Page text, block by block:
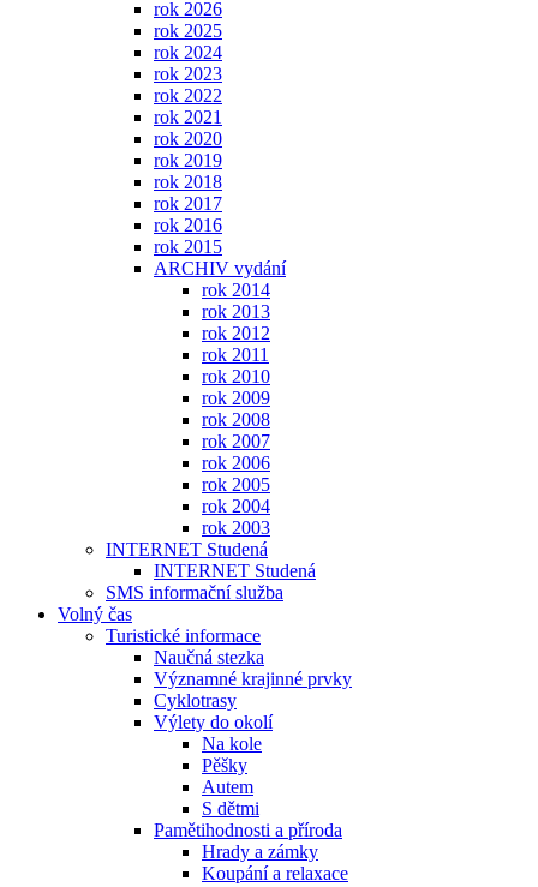
rok 2026
rok 2025
rok 2024
rok 2023
rok 2022
rok 2021
rok 2020
rok 2019
rok 2018
rok 2017
rok 2016
rok 2015
ARCHIV vydání
rok 2014
rok 2013
rok 2012
rok 2011
rok 2010
rok 2009
rok 2008
rok 2007
rok 2006
rok 2005
rok 2004
rok 2003
INTERNET Studená
INTERNET Studená
SMS informační služba
Volný čas
Turistické informace
Naučná stezka
Významné krajinné prvky
Cyklotrasy
Výlety do okolí
Na kole
Pěšky
Autem
S dětmi
Pamětihodnosti a příroda
Hrady a zámky
Koupání a relaxace